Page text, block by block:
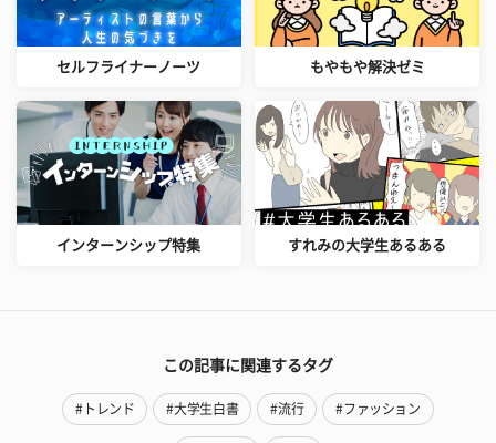
セルフライナーノーツ もやもや解決ゼミ
インターンシップ特集 すれみの大学生あるある
この記事に関連するタグ
#トレンド #大学生白書 #流行 #ファッション